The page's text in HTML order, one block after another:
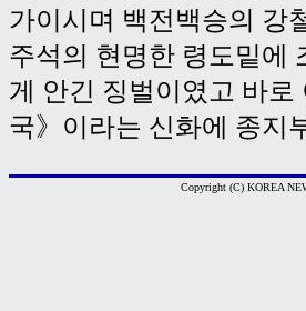
가이시며 백전백승의 강
주석의 현명한 령도밑에
게 안긴 징벌이였고 바
국》이라는 신화에 종지
Copyright (C) KOREA